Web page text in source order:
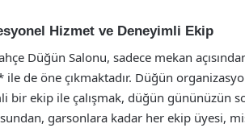
Hizmet ve Deneyimli Ekip
Düğün Salonu, sadece mekan
de öne çıkmaktadır. Düğün
bir ekip ile çalışmak, düğün gününüzün
garsonlara kadar her ekip üyesi,